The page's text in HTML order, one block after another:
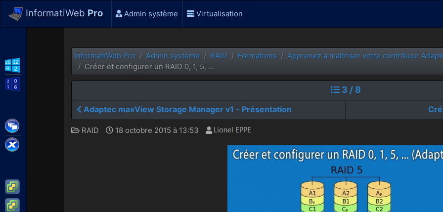
InformatiWeb Pro Admin système Virtualisation
Citrix XenApp / XenDesktop
InformatiWeb Pro Admin système RAID Formations
Apprenez à maîtriser votre contrôleur
Créer et configurer un RAID 0, 1, 5, ...
3 / 8
Adaptec maxView Storage Manager v1 - Présentation
RAID 18 octobre 2015 à 13:53